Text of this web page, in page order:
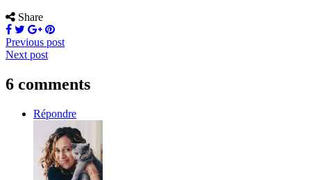
Share
Previous post
Next post
6 comments
Répondre